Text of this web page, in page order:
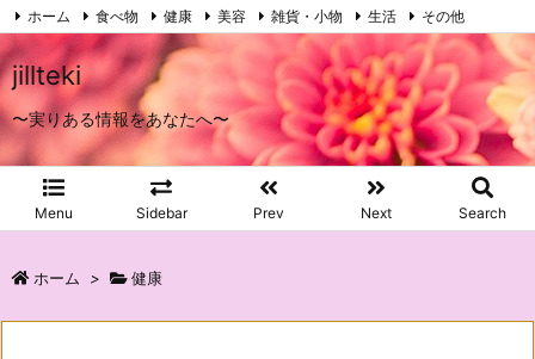
jillteki
〜実りある情報をあなたへ〜
Menu Sidebar Prev Next Search
ホーム 食べ物 健康 美容 雑貨・小物 生活
その他
プライバシーポリシー
お問い合わせ RSS Feedly
ホーム > 健康